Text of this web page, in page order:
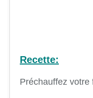
Recette:
Préchauffez votre